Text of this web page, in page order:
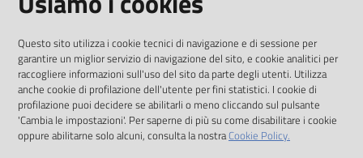
Eventi
Chiedi al
bibliotecario
Avvisi
solo alle condizioni previste dalla direttiva
comunitaria 2003/98/CE e dal d.lgs. 36/2006
SOCIAL
Instagram
Questo sito utilizza i cookie tecnici di navigazione e di sessione per
garantire un miglior servizio di navigazione del sito, e cookie analitici per
raccogliere informazioni sull'uso del sito da parte degli utenti. Utilizza
anche cookie di profilazione dell'utente per fini statistici. I cookie di
profilazione puoi decidere se abilitarli o meno cliccando sul pulsante
'Cambia le impostazioni'. Per saperne di più su come disabilitare i cookie
oppure abilitarne solo alcuni, consulta la nostraCookie Policy.